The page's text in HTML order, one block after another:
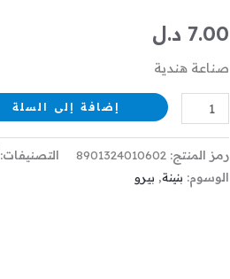
7.00 د.ل
صناعة هندية
NATARAJ
GRIPPO
Nr.BPN115
إضافة إلى السلة
رمز المنتج: 8901324010602 التصنيفات:
الوسوم: بنينة, بيرو